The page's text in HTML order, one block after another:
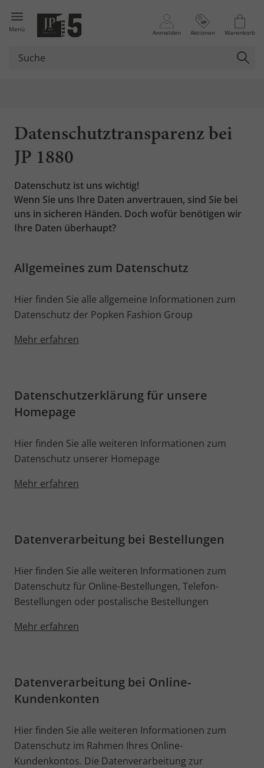
Menü Anmelden Aktionen Warenkorb
Datenschutztransparenz bei
JP 1880
Datenschutz ist uns wichtig!
Wenn Sie uns Ihre Daten anvertrauen, sind Sie bei
uns in sicheren Händen. Doch wofür benötigen wir
Ihre Daten überhaupt?
Allgemeines zum Datenschutz
Hier finden Sie alle allgemeine Informationen zum
Datenschutz der Popken Fashion Group
Mehr erfahren
Datenschutzerklärung für unsere
Homepage
Hier finden Sie alle weiteren Informationen zum
Datenschutz unserer Homepage
Mehr erfahren
Datenverarbeitung bei Bestellungen
Hier finden Sie alle weiteren Informationen zum
Datenschutz für Online-Bestellungen, Telefon-
Bestellungen oder postalische Bestellungen
Mehr erfahren
Datenverarbeitung bei Online-
Kundenkonten
Hier finden Sie alle weiteren Informationen zum
Datenschutz im Rahmen Ihres Online-
Kundenkontos. Die Datenverarbeitung zur